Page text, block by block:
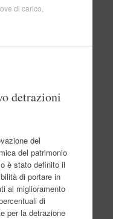
di carico
detrazioni
del
del patrimonio
è stato definito il
di portare in
al miglioramento
di
per la detrazione